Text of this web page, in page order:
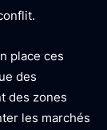
place ces
des
des zones
les marchés